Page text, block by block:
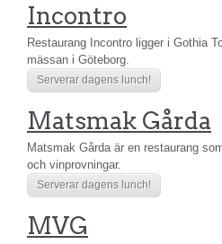
Incontro
Restaurang Incontro ligger i Gothia
mässan i Göteborg.
Serverar dagens lunch!
Matsmak Gårda
Matsmak Gårda är en restaurang
och vinprovningar.
Serverar dagens lunch!
MVG